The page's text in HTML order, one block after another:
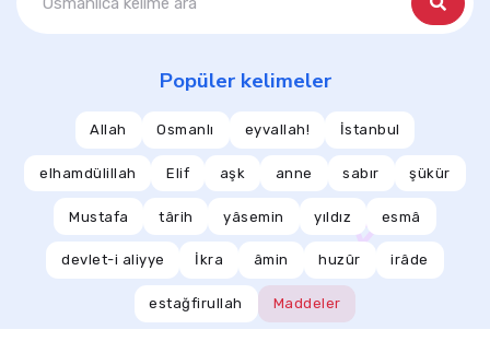
Popüler kelimeler
Allah Osmanlı eyvallah! İstanbul
elhamdülillah Elif aşk anne sabır şükür
Mustafa târih yâsemin yıldız esmâ
devlet-i aliyye İkra âmin huzûr irâde
estağfirullah Maddeler